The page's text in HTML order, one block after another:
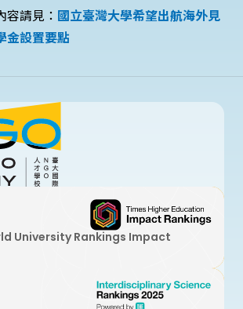
容請見： 國立臺灣大學希望出航海外見
金設置要點
University Rankings Impact